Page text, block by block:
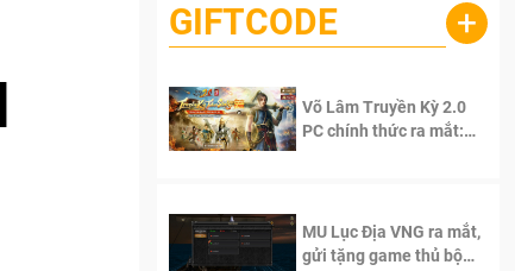
GIFTCODE +
Võ Lâm Truyền Kỳ 2.0
PC chính thức ra mắt:
MU Lục Địa VNG ra mắt,
gửi tặng game thủ bộ